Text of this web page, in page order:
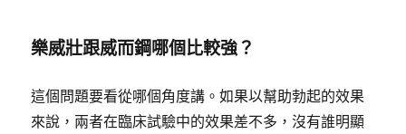
樂威壯跟威而鋼哪個比較強？
這個問題要看從哪個角度講。如果以幫助勃起的效果
來說，兩者在臨床試驗中的效果差不多，沒有誰明顯